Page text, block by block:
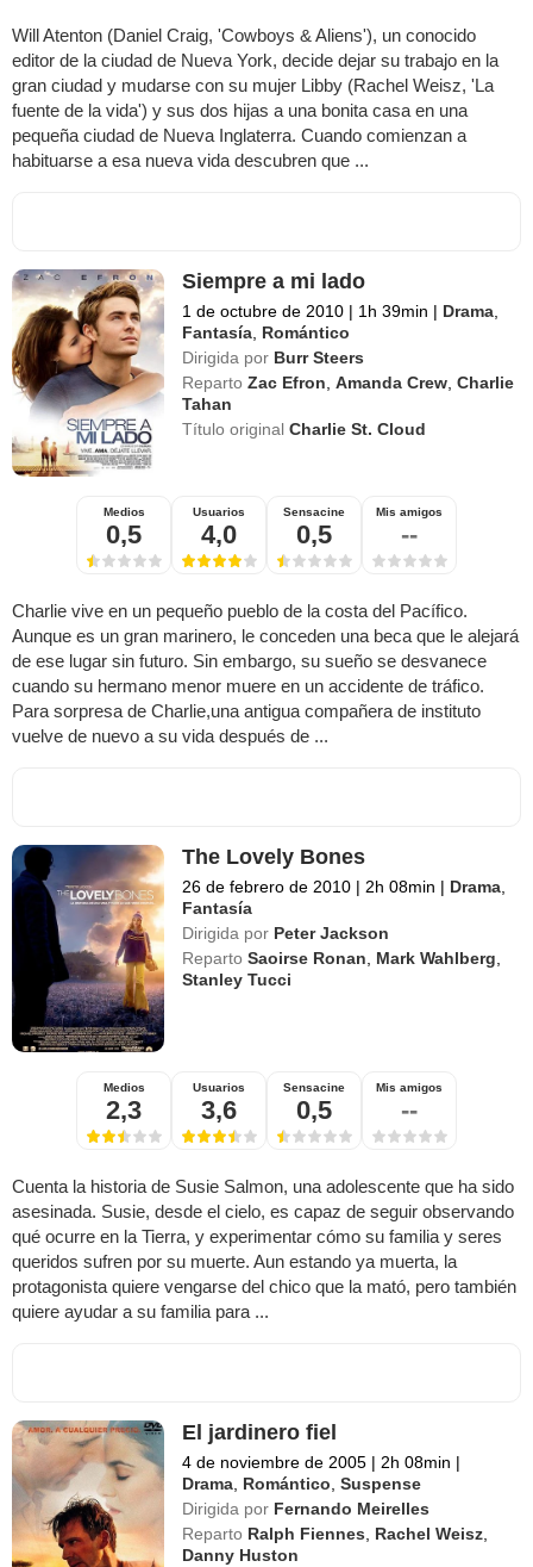
Will Atenton (Daniel Craig, 'Cowboys & Aliens'), un conocido
editor de la ciudad de Nueva York, decide dejar su trabajo en la
gran ciudad y mudarse con su mujer Libby (Rachel Weisz, 'La
fuente de la vida') y sus dos hijas a una bonita casa en una
pequeña ciudad de Nueva Inglaterra. Cuando comienzan a
habituarse a esa nueva vida descubren que ...
Siempre a mi lado
1 de octubre de 2010 | 1h 39min | Drama,
Fantasía, Romántico
Dirigida por Burr Steers
Reparto Zac Efron,Amanda Crew,Charlie
Tahan
Título originalCharlie St. Cloud
Medios
0,5
Usuarios
4,0
Sensacine
0,5
Mis amigos
--
Charlie vive en un pequeño pueblo de la costa del Pacífico.
Aunque es un gran marinero, le conceden una beca que le alejará
de ese lugar sin futuro. Sin embargo, su sueño se desvanece
cuando su hermano menor muere en un accidente de tráfico.
Para sorpresa de Charlie,una antigua compañera de instituto
vuelve de nuevo a su vida después de ...
The Lovely Bones
26 de febrero de 2010 | 2h 08min | Drama
Fantasía
Dirigida por Peter Jackson
Reparto Saoirse Ronan Mark Wahlberg
Stanley Tucci
Medios
2,3
Usuarios
3,6
Sensacine
0,5
Mis amigos
--
Cuenta la historia de Susie Salmon, una adolescente que ha sido
asesinada. Susie, desde el cielo, es capaz de seguir observando
qué ocurre en la Tierra, y experimentar cómo su familia y seres
queridos sufren por su muerte. Aun estando ya muerta, la
protagonista quiere vengarse del chico que la mató, pero también
quiere ayudar a su familia para ...
El jardinero fiel
4 de noviembre de 2005 | 2h 08min |
Drama Romántico ,Suspense
Dirigida por Fernando Meirelles
Reparto Ralph Fiennes Rachel Weisz
Danny Huston